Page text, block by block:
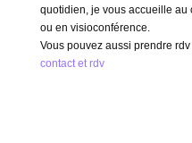
quotidien, je vous accueille au
ou en visioconférence.
Vous pouvez aussi prendre
contact et rdv